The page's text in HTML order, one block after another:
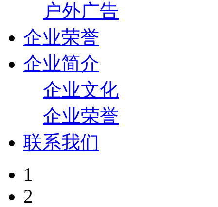
户外广告
企业荣誉
企业简介
企业文化
企业荣誉
联系我们
1
2